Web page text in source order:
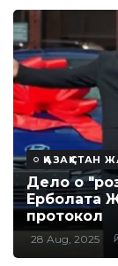
ҚАЗАҚСТАН
Дело о
Ерболата
протокол
28 Aug, 2025